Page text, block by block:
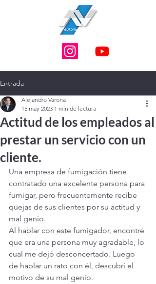
Entrada
Actitud de los empleados al
prestar un servicio con un
cliente.
Alejandro Varona
15 may 2023 1 min de lectura
Una empresa de fumigación tiene
contratado una excelente persona para
fumigar, pero frecuentemente recibe
quejas de sus clientes por su actitud y
mal genio.
Al hablar con este fumigador, encontré
que era una persona muy agradable, lo
cual me dejó desconcertado. Luego
de hablar un rato con él, descubrí el
motivo de su mal genio.